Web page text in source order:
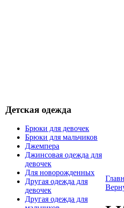
Детская одежда
Брюки для девочек
Брюки для мальчиков
Джемпера
Джинсовая одежда для
девочек
Для новорожденных
Другая одежда для
девочек
Другая одежда для